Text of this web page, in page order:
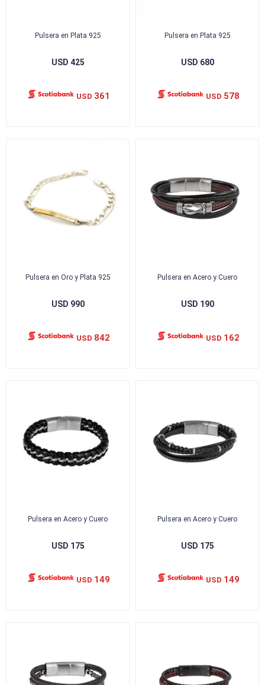
Pulsera en Plata 925
USD 425
USD 361
Pulsera en Plata 925
USD 680
USD 578
Pulsera en Oro y Plata 925
USD 990
USD 842
Pulsera en Acero y Cuero
USD 190
USD 162
Pulsera en Acero y Cuero
USD 175
USD 149
Pulsera en Acero y Cuero
USD 175
USD 149